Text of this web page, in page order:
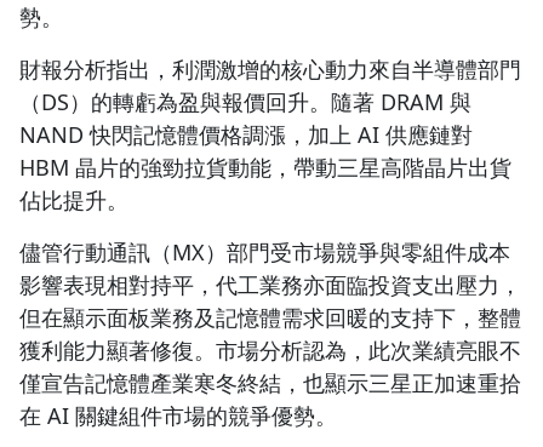
勢。
財報分析指出，利潤激增的核心動力來自半導體部門
（DS）的轉虧為盈與報價回升。隨著 DRAM 與
NAND 快閃記憶體價格調漲，加上 AI 供應鏈對
HBM 晶片的強勁拉貨動能，帶動三星高階晶片出貨
佔比提升。
儘管行動通訊（MX）部門受市場競爭與零組件成本
影響表現相對持平，代工業務亦面臨投資支出壓力，
但在顯示面板業務及記憶體需求回暖的支持下，整體
獲利能力顯著修復。市場分析認為，此次業績亮眼不
僅宣告記憶體產業寒冬終結，也顯示三星正加速重拾
在 AI 關鍵組件市場的競爭優勢。